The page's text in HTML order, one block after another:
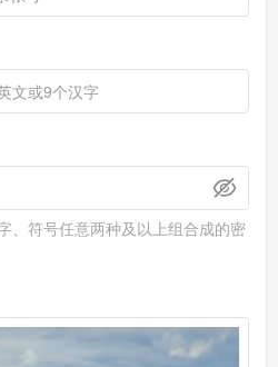
、符号任意两种及以上组合成的密